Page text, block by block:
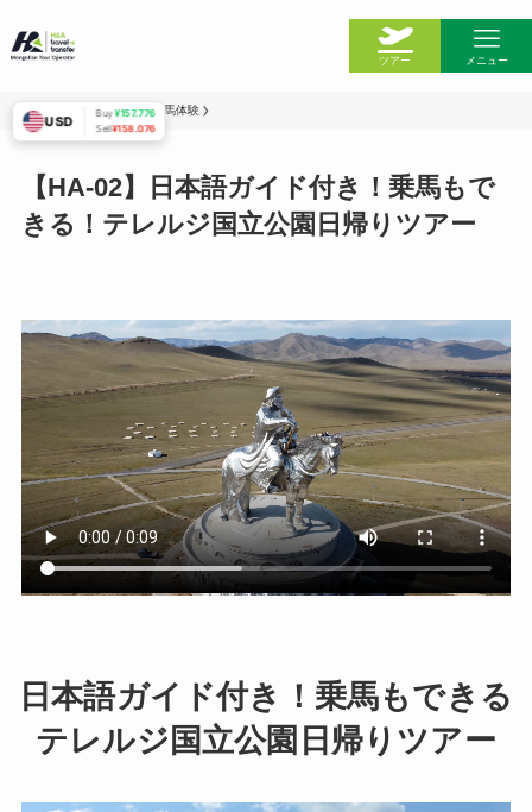
今日のH＆A
モンゴルの情報
ツアー一覧
ウランバートル
鉄道の切符
国内航空券販売
サービス
観光案内
ツアー メニュー
ホーム ツアー一覧 乗馬体験
【HA-02】日本語ガイド付き！乗馬もで
きる！テレルジ国立公園日帰りツアー
日本語ガイド付き！乗馬もできる
テレルジ国立公園日帰りツアー
USD Buy¥157.776
Sell¥158.076